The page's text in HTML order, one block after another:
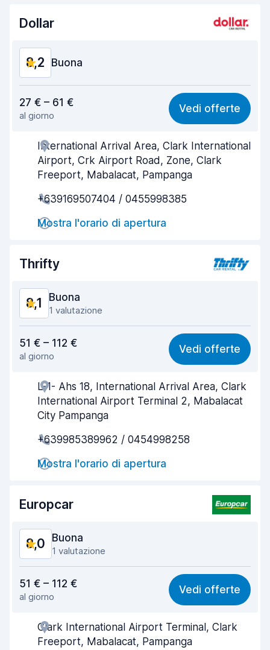
Dollar
8,2 Buona
8,2
Facile da trovare 8,2
Gentilezza degli agenti 8,4
Rapidità del ritiro
Rapidità della riconsegna
Pulizia del veicolo
27 € – 61 €
al giorno
Vedi offerte
International Arrival Area, Clark International
Airport, Crk Airport Road, Zone, Clark
Freeport, Mabalacat, Pampanga
+639169507404 / 0455998385
Mostra l'orario di apertura
Thrifty
8,1 Buona
1 valutazione
8,0
Facile da trovare 8,2
Gentilezza degli agenti 8,1
Rapidità del ritiro
Rapidità della riconsegna
Pulizia del veicolo
8,2
51 € – 112 €
al giorno
Vedi offerte
L-1- Ahs 18, International Arrival Area, Clark
International Airport Terminal 2, Mabalacat
City Pampanga
+639985389962 / 0454998258
Mostra l'orario di apertura
Europcar
8,0 Buona
1 valutazione
7,6
Facile da trovare 8,2
Gentilezza degli agenti 8,0
51 € – 112 €
al giorno
Vedi offerte
Clark International Airport Terminal, Clark
Freeport, Mabalacat, Pampanga